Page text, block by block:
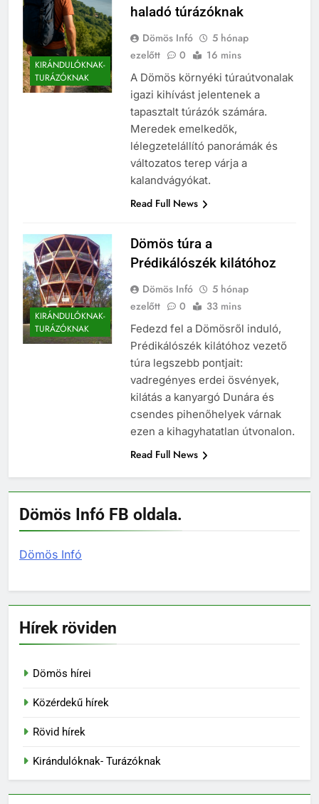
KIRÁNDULÓKNAK-
TURÁZÓKNAK
haladó túrázóknak
Dömös Infó
5 hónap
ezelőtt
0 16 mins
A Dömös környéki túraútvonalak
igazi kihívást jelentenek a
tapasztalt túrázók számára.
Meredek emelkedők,
lélegzetelállító panorámák és
változatos terep várja a
kalandvágyókat.
Read Full News
KIRÁNDULÓKNAK-
TURÁZÓKNAK
Dömös túra a
Prédikálószék kilátóhoz
Dömös Infó
5 hónap
ezelőtt
0 33 mins
Fedezd fel a Dömösről induló,
Prédikálószék kilátóhoz vezető
túra legszebb pontjait:
vadregényes erdei ösvények,
kilátás a kanyargó Dunára és
csendes pihenőhelyek várnak
ezen a kihagyhatatlan útvonalon.
Read Full News
Dömös Infó FB oldala.
Dömös Infó
Hírek röviden
Dömös hírei
Közérdekű hírek
Rövid hírek
Kirándulóknak- Turázóknak